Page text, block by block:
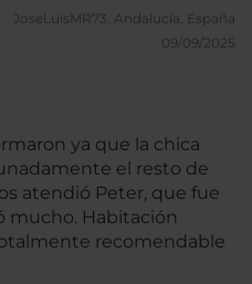
JoseLuisMR73. Andalucía, España
09/09/2025
ya que la chica
el resto de
atendió Peter, que fue
mucho. Habitación
recomendable